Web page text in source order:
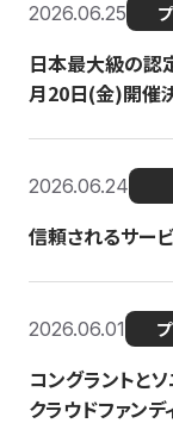
2026.06.25
日本最大級の認
月20日(金)開催
2026.06.24
信頼されるサー
2026.06.01
コングラントと
クラウドファン